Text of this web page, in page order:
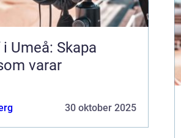
Umeå: Skapa
varar
30 oktober 2025